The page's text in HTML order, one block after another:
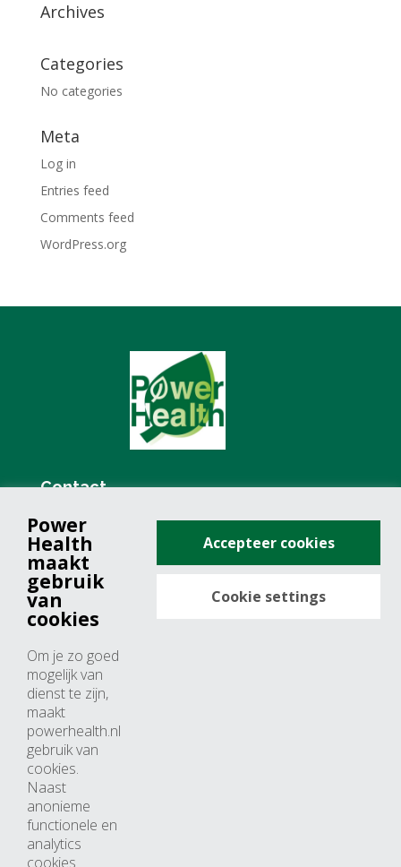
Archives
Categories
No categories
Meta
Log in
Entries feed
Comments feed
WordPress.org
Contact
+31 (0)76 571 19 68
info@powerhealth.nl
Adresse
4817 ZH breda
Nederland
Horaires d’ouvertures
Du lundi au jeudi: 09:00 – 17:00
Vendredi: 09:00 – 15:00
Power
Health
maakt
gebruik
van
cookies
Om je zo goed
mogelijk van
dienst te zijn,
maakt
powerhealth.nl
gebruik van
cookies.
Naast
anonieme
functionele en
analytics
cookies
Accepteer cookies
Cookie settings